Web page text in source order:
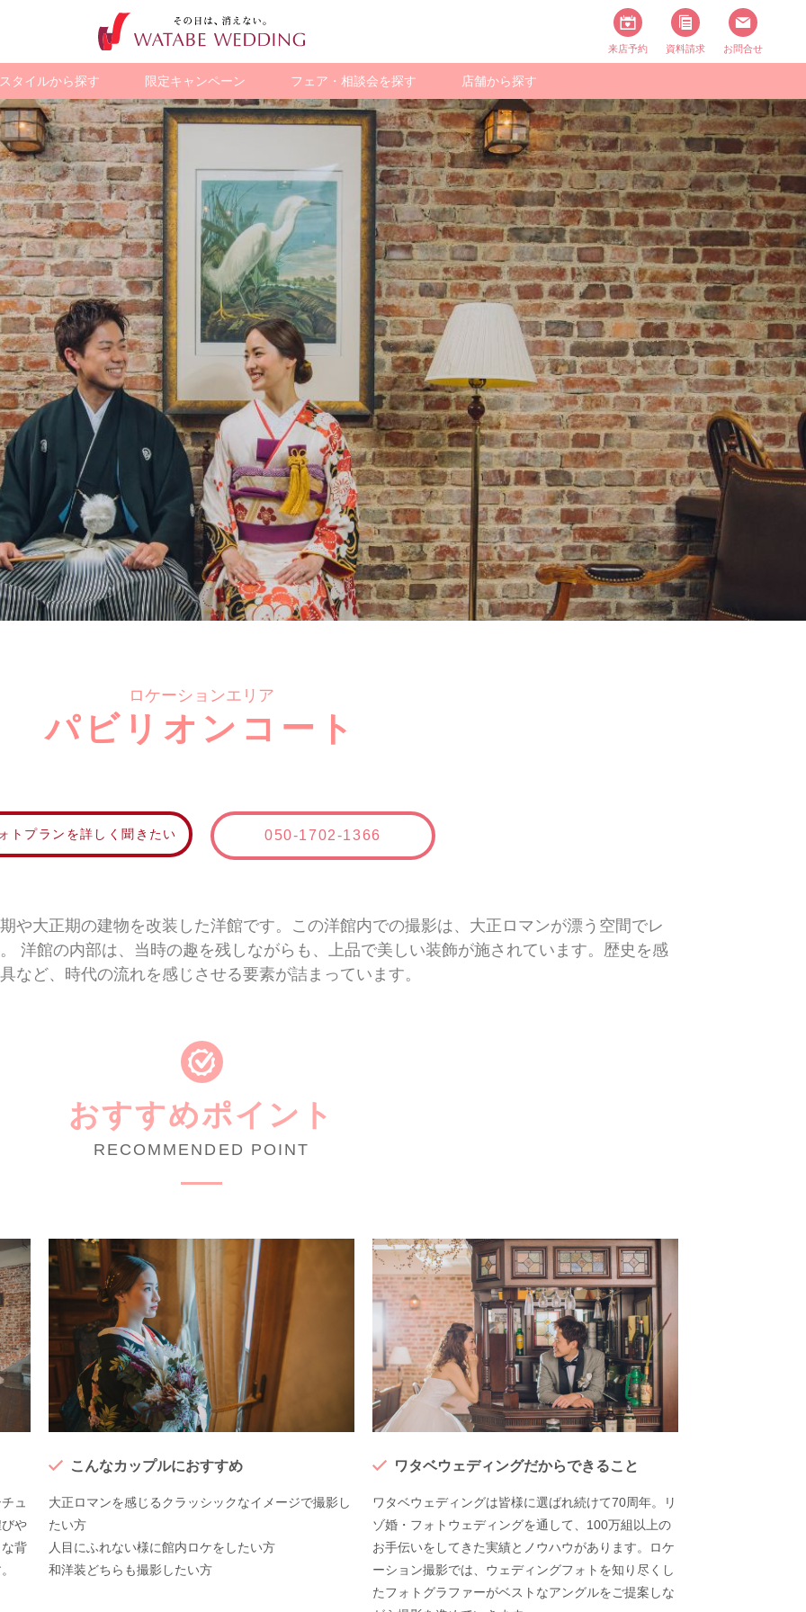
来店予約 資料請求 お問合せ
スタイルから探す 限定キャンペーン フェア・相談会を探す 店舗から探す
ョン
海外・国内
リゾートフォト
スタジオフォト チャペルフォト
アニバーサリー
フォト
歴史的建造物で
撮る
観光地で撮る ペットと撮る チャペルで撮る スタジオで撮る
スタイル一覧
ロケーションエリア
パビリオンコート
トプランを詳しく聞きたい 050-1702-1366
や大正期の建物を改装した洋館です。この洋館内での撮影は、大正ロマンが漂う空間でレ
洋館の内部は、当時の趣を残しながらも、上品で美しい装飾が施されています。歴史を感
など、時代の流れを感じさせる要素が詰まっています。
おすすめポイント
RECOMMENDED POINT
ュ
や
背
こんなカップルにおすすめ
大正ロマンを感じるクラッシックなイメージで撮影し
たい方
人目にふれない様に館内ロケをしたい方
和洋装どちらも撮影したい方
ワタベウェディングだからできること
ワタベウェディングは皆様に選ばれ続けて70周年。リ
ゾ婚・フォトウェディングを通して、100万組以上の
お手伝いをしてきた実績とノウハウがあります。ロケ
ーション撮影では、ウェディングフォトを知り尽くし
たフォトグラファーがベストなアングルをご提案しな